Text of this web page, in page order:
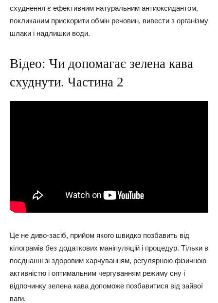
схуднення є ефективним натуральним антиоксидантом,
покликаним прискорити обмін речовин, вивести з організму
шлаки і надлишки води.
Відео: Чи допомагає зелена кава
схуднути. Частина 2
Це не диво-засіб, прийом якого швидко позбавить від
кілограмів без додаткових маніпуляцій і процедур. Тільки в
поєднанні зі здоровим харчуванням, регулярною фізичною
активністю і оптимальним чергуванням режиму сну і
відпочинку зелена кава допоможе позбавитися від зайвої
ваги.